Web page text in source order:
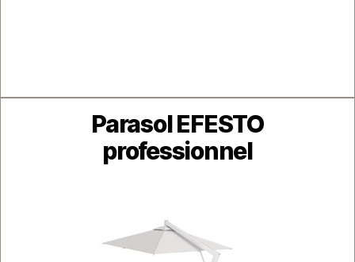
Catégories
Parasol EFESTO
professionnel